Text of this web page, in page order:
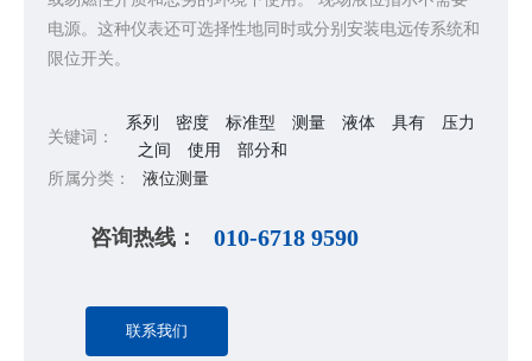
电源。这种仪表还可选择性地同时或分别安装电远传系统和
限位开关。
关键词：
系列 密度 标准型 测量 液体 具有
压力
之间
使用
部分和
所属分类：
液位测量
咨询热线： 010-6718 9590
联系我们